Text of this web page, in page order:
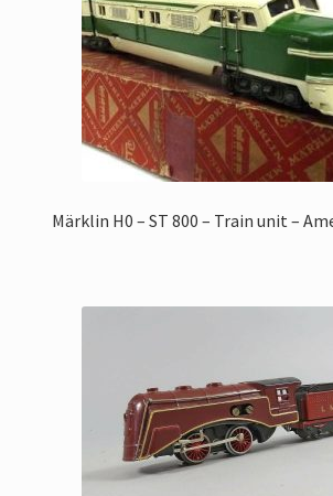
Märklin H0 – ST 800 – Train unit –